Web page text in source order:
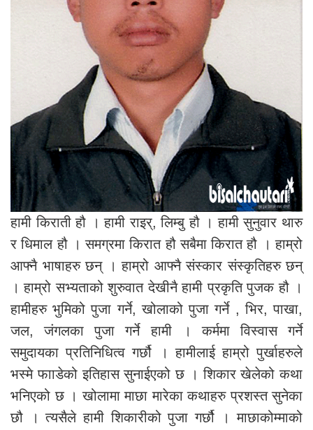
हामी किराती हौ । हामी राइर्, लिम्बु हौ । हामी सुनुवार थारु
र धिमाल हौ । समग्रमा किरात हौ सबैमा किरात हौ । हाम्रो
आफ्नै भाषाहरु छन् । हाम्रो आफ्नै संस्कार संस्कृतिहरु छन्
। हाम्रो सभ्यताको शुरुवात देखीनै हामी प्रकृति पुजक हौ ।
हामीहरु भुमिको पुजा गर्ने, खोलाको पुजा गर्ने , भिर, पाखा,
जल, जंगलका पुजा गर्ने हामी । कर्ममा विस्वास गर्ने
समुदायका प्रतिनिधित्व गर्छौ । हामीलाई हाम्रो पुर्खाहरुले
भस्मे फााडेको इतिहास सुनाईएको छ । शिकार खेलेको कथा
भनिएको छ । खोलामा माछा मारेका कथाहरु प्रशस्त सुनेका
छौ । त्यसैले हामी शिकारीको पुजा गर्छौ । माछाकोम्माको